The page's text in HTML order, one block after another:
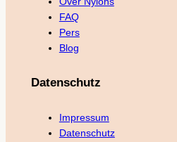
FAQ
Pers
Blog
Datenschutz
Impressum
Datenschutz